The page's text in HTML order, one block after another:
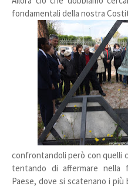
fondamentali della nostra
confrontandoli però con quelli
tentando di affermare nella
Paese, dove si scatenano i